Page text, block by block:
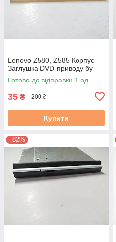
Lenovo Z580, Z585 Корпус
Заглушка DVD-приводу бу
Готово до відправки 1 од.
35 ₴ 200 ₴
Купити
–82%